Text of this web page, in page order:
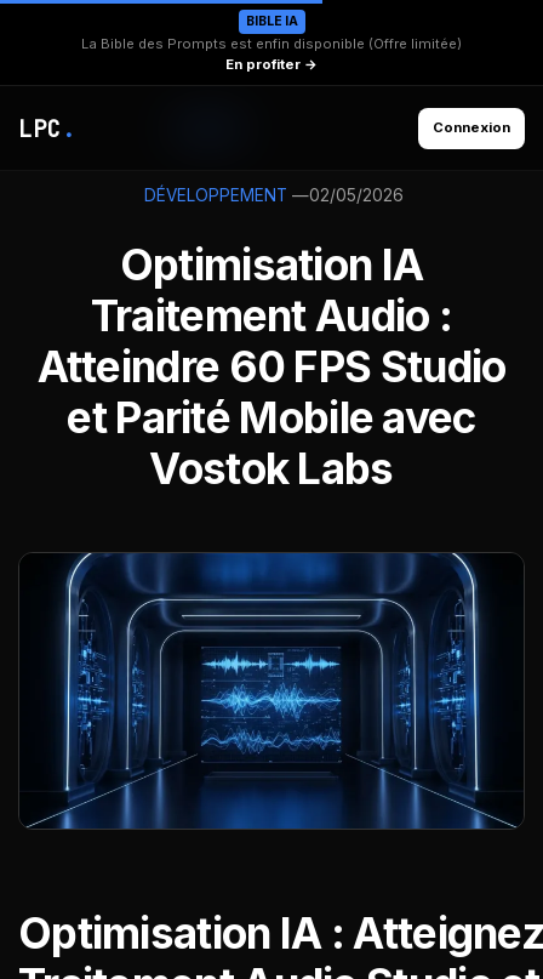
BIBLE IA
La Bible des Prompts est enfin disponible (Offre limitée)
En profiter →
LPC . Connexion
DÉVELOPPEMENT —02/05/2026
Optimisation IA
Traitement Audio :
Atteindre 60 FPS Studio
et Parité Mobile avec
Vostok Labs
Optimisation IA :